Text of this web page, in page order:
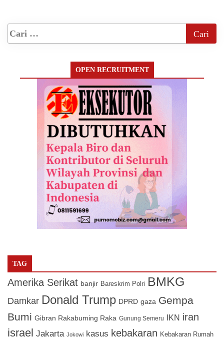
OPEN RECRUITMENT
TAG
Amerika Serikat banjir Bareskrim Polri BMKG
Damkar Donald Trump DPRD gaza Gempa
Bumi Gibran Rakabuming Raka Gunung Semeru IKN iran
israel Jakarta Jokowi kasus kebakaran Kebakaran Rumah